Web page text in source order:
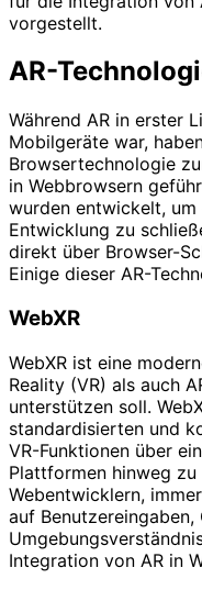
vorgestellt.
AR-
Während AR in erster
Mobilgeräte war,
Browsertechnologie
in Webbrowsern
wurden entwickelt, um
Entwicklung zu
direkt über Browser-
Einige dieser AR-
WebXR
WebXR ist eine
Reality (VR) als auch
unterstützen soll.
standardisierten und
VR-Funktionen über
Plattformen hinweg
Webentwicklern,
auf
Integration von AR in